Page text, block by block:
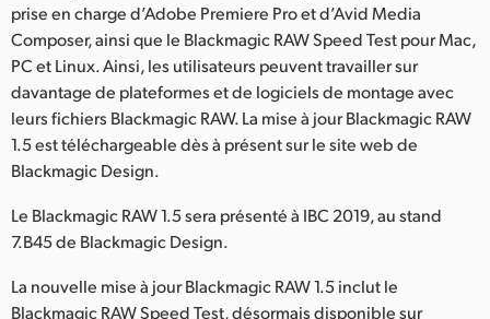
Italy
Japan
Korea
Mexico
Malaysia
New Zealand
prise en charge d’Adobe Premiere Pro et d’Avid Media
Composer, ainsi que le Blackmagic RAW Speed Test pour Mac,
PC et Linux. Ainsi, les utilisateurs peuvent travailler sur
davantage de plateformes et de logiciels de montage avec
leurs fichiers Blackmagic RAW. La mise à jour Blackmagic RAW
1.5 est téléchargeable dès à présent sur le site web de
Blackmagic Design.
Le Blackmagic RAW 1.5 sera présenté à IBC 2019, au stand
7.B45 de Blackmagic Design.
La nouvelle mise à jour Blackmagic RAW 1.5 inclut le
Blackmagic RAW Speed Test, désormais disponible sur